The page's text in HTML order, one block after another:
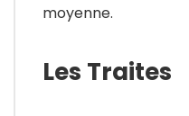
moyenne.
Les Traites